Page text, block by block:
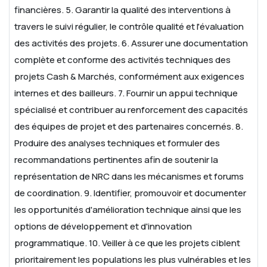
financières.5. Garantir la qualité des interventions à
travers le suivi régulier, le contrôle qualité et l'évaluation
des activités des projets.6. Assurer une documentation
complète et conforme des activités techniques des
projets Cash & Marchés, conformément aux exigences
internes et des bailleurs.7. Fournir un appui technique
spécialisé et contribuer au renforcement des capacités
des équipes de projet et des partenaires concernés.8.
Produire des analyses techniques et formuler des
recommandations pertinentes afin de soutenir la
représentation de NRC dans les mécanismes et forums
de coordination.9. Identifier, promouvoir et documenter
les opportunités d'amélioration technique ainsi que les
options de développement et d'innovation
programmatique.10. Veiller à ce que les projets ciblent
prioritairement les populations les plus vulnérables et les